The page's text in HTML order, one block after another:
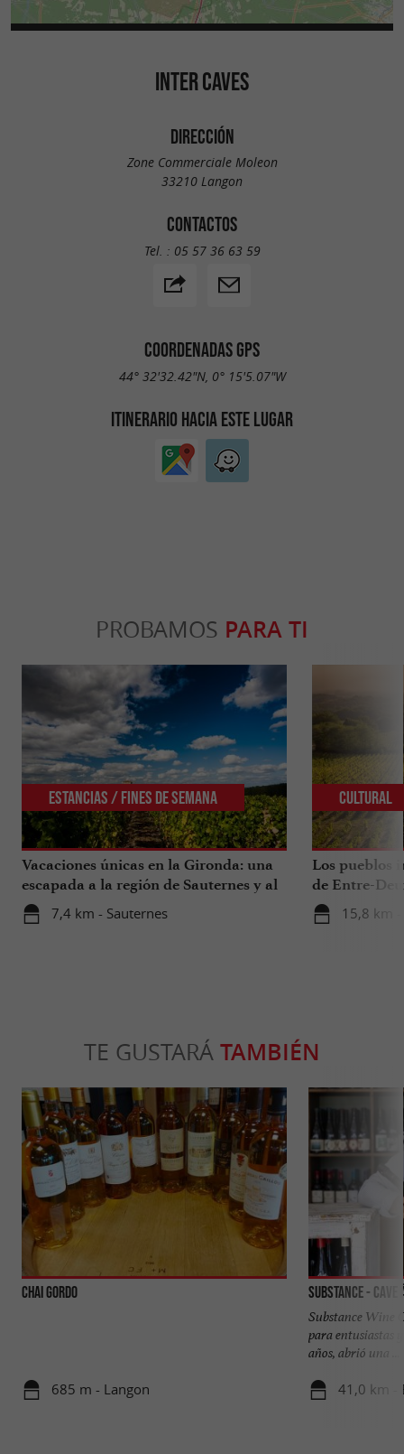
INTER CAVES
DIRECCIÓN
Zone Commerciale Moleon
33210 Langon
CONTACTOS
Tel. : 05 57 36 63 59
COORDENADAS GPS
44° 32'32.42"N, 0° 15'5.07"W
ITINERARIO HACIA ESTE LUGAR
PROBAMOS PARA TI
Vacaciones únicas en la Gironda: una
escapada a la región de Sauternes y al
sur de la Gironda
7,4 km - Sauternes
Estancias / Fines de Semana
Los pueblos
de Entre-
15,8 km -
Cultural
TE GUSTARÁ TAMBIÉN
Chai Gordo
685 m - Langon
Substance - Cave
Substance Wine
para entusiastas
años, abrió una ...
41,0 km -